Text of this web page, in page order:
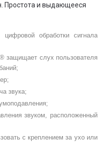
Простота и выдающееся
цифровой обработки сигнала
защищает слух пользователя
звука;
звуком, расположенный
с креплением за ухо или